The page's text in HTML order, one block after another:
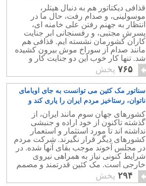
رسه؟
۷
قذافی دیکتاتور هم به دنبال هیتلر،
موسولینی، و صدام رفت، حال ما در
انتظار به جهنم رفتن علی خامنه ای،
پسرش مجتبی، و رفسنجانی ابر جنایت
کاران کشورمان نشسته ایم. قذافی هم
مانند صدام از سوراخ موش بیرون کشیده
شد. تنها کار خوب این دو جنایت کار و
مبارک، غارت نکردن کامل کشورشان و
فرار به جای دیگر است.
۷۶۵ پخش
سناتور مک کئین می توانست به جای اوبامای
ناتوان، رستاخیز مردم ایران را یاری کند و
سرانجام بخشد
کشورهای جهان سوم مانند ایران، از
گذشته تاکنون از خود اراده و جنبشی
نداشته اند تا مورد استثمار و استعمار
کشورهای دیگر قرار نگیرند. شرکت مردم
در مجلس آخوند موجب بقای آنها شده. در
شرایط کنونی نیاز به همراهی نیروی
خارجی است. مک کئین قدرتمند و مصمم
می توانست سرنوشت بهتری برای ایران
داشته باشد.
۲۹۴ پخش